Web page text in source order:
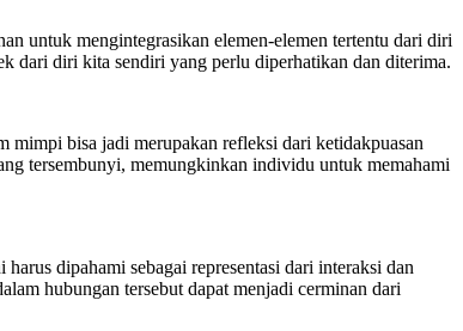
untuk mengintegrasikan elemen-elemen tertentu dari diri
dari diri kita sendiri yang perlu diperhatikan dan diterima.
mimpi bisa jadi merupakan refleksi dari ketidakpuasan
tersembunyi, memungkinkan individu untuk memahami
dipahami sebagai representasi dari interaksi dan
hubungan tersebut dapat menjadi cerminan dari